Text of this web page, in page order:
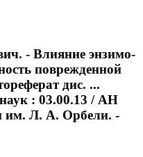
- Влияние энзимо-
поврежденной
дис. ...
: 03.00.13 / АН
им. Л. А. Орбели. -